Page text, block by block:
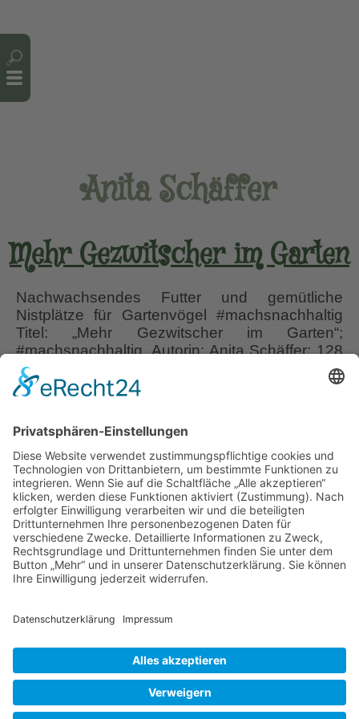
Anita Schäffer
Mehr Gezwitscher im Garten
Nachwachsendes Futter und gemütliche
Nistplätze für Gartenvögel #machsnachhaltig
Titel: „Mehr Gezwitscher im Garten“;
#machsnachhaltig, Autorin: Anita Schäffer; 128
S.; 100 Farbfotos; Klappenbroschur; Ulmer
Verlag; ISBN 978-3-8186-2224-4; ET
Vogelschutz, engagiert, schrieb schon mehrere
Bücher über das Bestimmen und Füttern von
Vögeln. Der Ansatz…Mehr
Gezwitscher
im
Garten
Liebe Leser! Ihr könnt euch per E-Mail
informieren lassen, wenn neue Artikel auf
Wurzerlsgarten erscheinen.Folgt dafür einfach
diesem Link und gebt dort eure E-Mailadresse
Cookie-Einstellungen© 2026 Wurzerls Garten